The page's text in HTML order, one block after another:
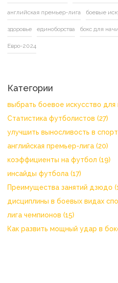
английская премьер-лига боевые
здоровье единоборства бокс для
Евро-2024
Категории
выбрать боевое искусство
Статистика футболистов (27)
улучшить выносливость в
английская премьер-лига (20)
коэффициенты на футбол (19)
инсайды футбола (17)
Преимущества занятий дзюдо
дисциплины в боевых видах
лига чемпионов (15)
Как развить мощный удар в